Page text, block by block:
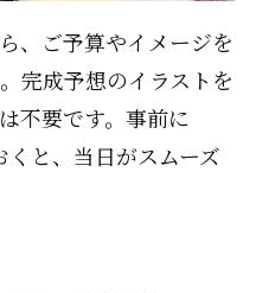
、ご予算やイメージを
完成予想のイラストを
不要です。事前に
と、当日がスムーズ